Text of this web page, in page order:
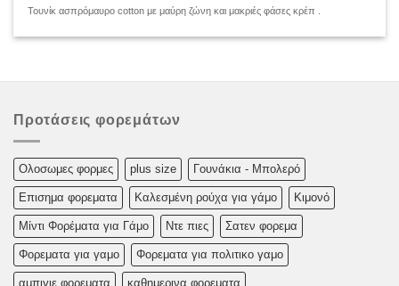
Τουνίκ ασπρόμαυρο cotton με μαύρη ζώνη και μακριές φάσες κρέπ .
Προτάσεις φορεμάτων
Oλoσωμες φoρμες plus size Γουνάκια - Μπολερό
Επισημα φορεματα Καλεσμένη ρούχα για γάμο Κιμονό
Μίντι Φορέματα για Γάμο Ντε πιες Σατεν φορεμα
Φορεματα για γαμο Φορεματα για πολιτικο γαμο
αμπιγιε φορεματα καθημερινα φορεματα